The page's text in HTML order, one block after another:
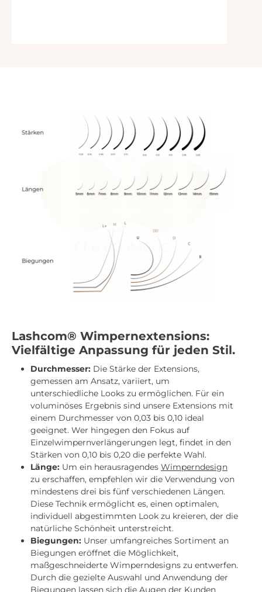
Lashcom® Wimpernextensions:
Vielfältige Anpassung für jeden Stil.
Durchmesser: Die Stärke der Extensions,
gemessen am Ansatz, variiert, um
unterschiedliche Looks zu ermöglichen. Für ein
voluminöses Ergebnis sind unsere Extensions mit
einem Durchmesser von 0,03 bis 0,10 ideal
geeignet. Wer hingegen den Fokus auf
Einzelwimpernverlängerungen legt, findet in den
Stärken von 0,10 bis 0,20 die perfekte Wahl.
Länge: Um ein herausragendes Wimperndesign
zu erschaffen, empfehlen wir die Verwendung von
mindestens drei bis fünf verschiedenen Längen.
Diese Technik ermöglicht es, einen optimalen,
individuell abgestimmten Look zu kreieren, der die
natürliche Schönheit unterstreicht.
Biegungen: Unser umfangreiches Sortiment an
Biegungen eröffnet die Möglichkeit,
maßgeschneiderte Wimperndesigns zu entwerfen.
Durch die gezielte Auswahl und Anwendung der